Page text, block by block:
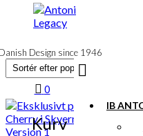
indhold
Design since 1946
IB
0
Kurv